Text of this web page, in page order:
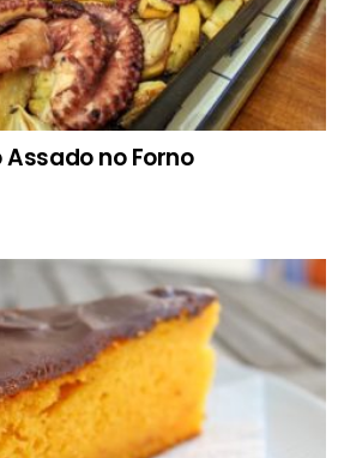
no Forno